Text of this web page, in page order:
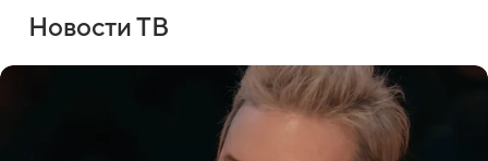
Новости ТВ